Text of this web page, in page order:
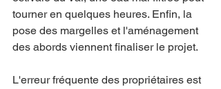
tourner en quelques heures. Enfin, la
pose des margelles et l'aménagement
des abords viennent finaliser le projet.
L'erreur fréquente des propriétaires est